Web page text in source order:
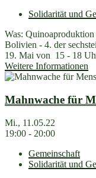
Solidarität und
Was:
Bolivien - 4. der
19. Mai von 15 - 18
Weitere Informationen
Mahnwache für
Mi., 11.05.22
19:00 - 20:00
Gemeinschaft
Solidarität und